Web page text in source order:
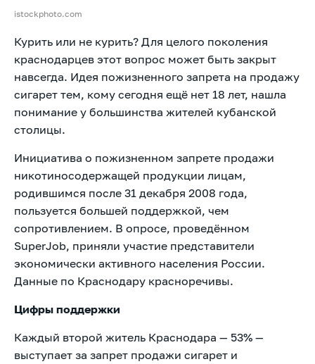
istockphoto.com
Курить или не курить? Для целого поколения
краснодарцев этот вопрос может быть закрыт
навсегда. Идея пожизненного запрета на продажу
сигарет тем, кому сегодня ещё нет 18 лет, нашла
понимание у большинства жителей кубанской
столицы.
Инициатива о пожизненном запрете продажи
никотиносодержащей продукции лицам,
родившимся после 31 декабря 2008 года,
пользуется большей поддержкой, чем
сопротивлением. В опросе, проведённом
SuperJob, приняли участие представители
экономически активного населения России.
Данные по Краснодару красноречивы.
Цифры поддержки
Каждый второй житель Краснодара — 53% —
выступает за запрет продажи сигарет и